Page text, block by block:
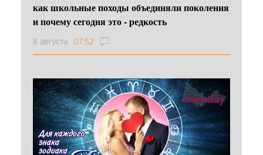
как школьные походы объединяли поколения
и почему сегодня это - редкость
8 августа 07:52